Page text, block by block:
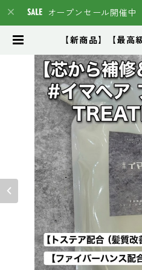
オープンセール開催
【新商品】【最
【トステア配合】
プ通販ページ #
髪 ト